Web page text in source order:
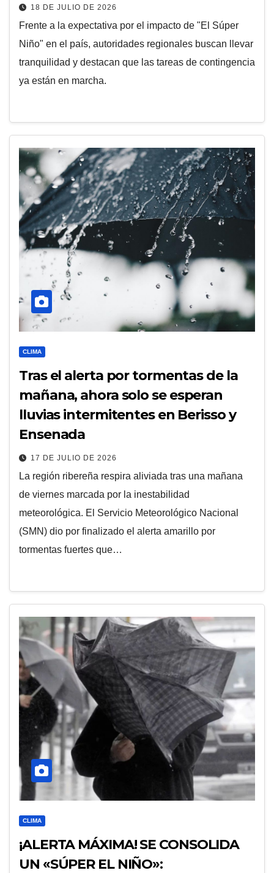
18 DE JULIO DE 2026
Frente a la expectativa por el impacto de "El Súper
Niño" en el país, autoridades regionales buscan llevar
tranquilidad y destacan que las tareas de contingencia
ya están en marcha.
CLIMA
Tras el alerta por tormentas de la
mañana, ahora solo se esperan
lluvias intermitentes en Berisso y
Ensenada
17 DE JULIO DE 2026
La región ribereña respira aliviada tras una mañana
de viernes marcada por la inestabilidad
meteorológica. El Servicio Meteorológico Nacional
(SMN) dio por finalizado el alerta amarillo por
tormentas fuertes que…
CLIMA
¡ALERTA MÁXIMA! SE CONSOLIDA
UN «SÚPER EL NIÑO»: